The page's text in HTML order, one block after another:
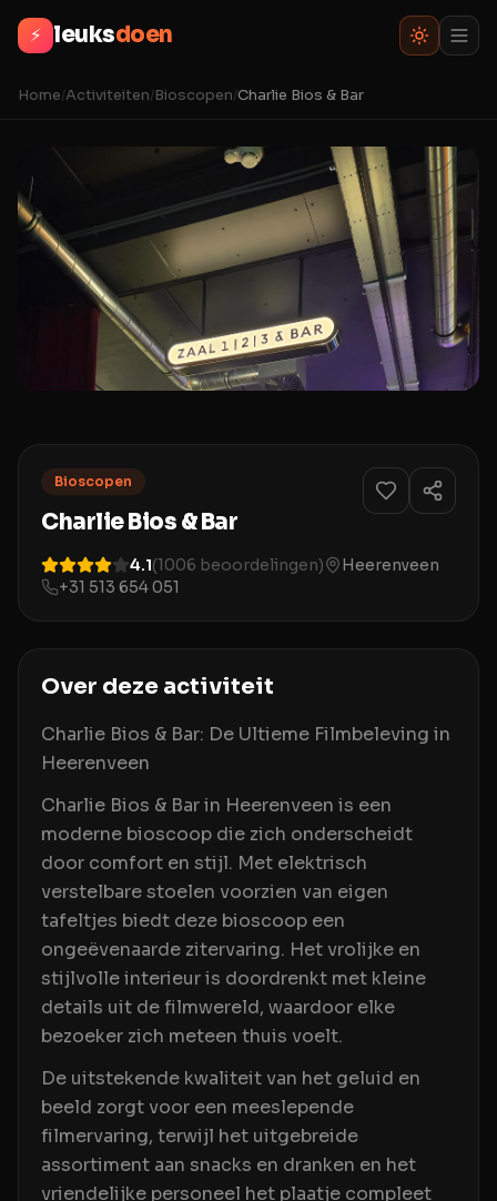
⚡ leuksdoen
Home/Activiteiten/Bioscopen/Charlie Bios & Bar
Bioscopen
Charlie Bios & Bar
4.1(1006 beoordelingen)
Heerenveen
+31 513 654 051
Over deze activiteit
Charlie Bios & Bar: De Ultieme Filmbeleving in
Heerenveen
Charlie Bios & Bar in Heerenveen is een
moderne bioscoop die zich onderscheidt
door comfort en stijl. Met elektrisch
verstelbare stoelen voorzien van eigen
tafeltjes biedt deze bioscoop een
ongeëvenaarde zitervaring. Het vrolijke en
stijlvolle interieur is doordrenkt met kleine
details uit de filmwereld, waardoor elke
bezoeker zich meteen thuis voelt.
De uitstekende kwaliteit van het geluid en
beeld zorgt voor een meeslepende
filmervaring, terwijl het uitgebreide
assortiment aan snacks en dranken en het
vriendelijke personeel het plaatje compleet